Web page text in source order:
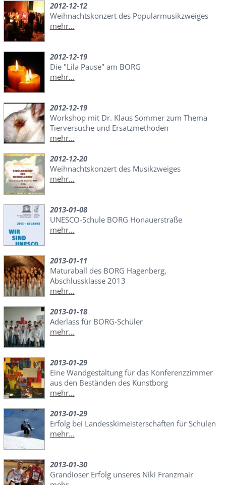
2012-12-12
Weihnachtskonzert des Popularmusikzweiges
mehr...
2012-12-19
Die "Lila Pause" am BORG
mehr...
2012-12-19
Workshop mit Dr. Klaus Sommer zum Thema
Tierversuche und Ersatzmethoden
mehr...
2012-12-20
Weihnachtskonzert des Musikzweiges
mehr...
2013-01-08
UNESCO-Schule BORG Honauerstraße
mehr...
2013-01-11
Maturaball des BORG Hagenberg,
Abschlussklasse 2013
mehr...
2013-01-18
Aderlass für BORG-Schüler
mehr...
2013-01-29
Eine Wandgestaltung für das Konferenzzimmer
aus den Beständen des Kunstborg
mehr...
2013-01-29
Erfolg bei Landesskimeisterschaften für Schulen
mehr...
2013-01-30
Grandioser Erfolg unseres Niki Franzmair